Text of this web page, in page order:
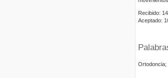
Recibido:
Aceptado:
Ortodoncia;